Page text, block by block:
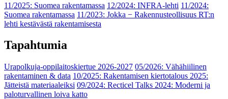
11/2025: Suomea rakentamassa 12/2024: INFRA-lehti 11/2024:
Suomea rakentamassa 11/2023: Jokka − Rakennusteollisuus RT:n
lehti kestävästä rakentamisesta
Tapahtumia
Urapolkuja-oppilaitoskiertue 2026-2027 05/2026: Vähähiilinen
rakentaminen & data 10/2025: Rakentamisen kiertotalous 2025:
Jätteistä materiaaleiksi 09/2024: Recticel Talks 2024: Moderni ja
paloturvallinen loiva katto